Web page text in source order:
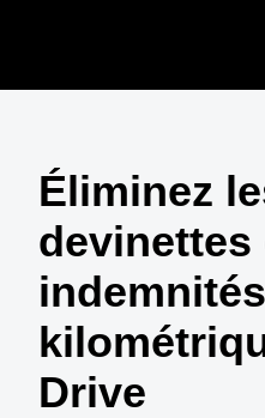
Éliminez
devinettes
indemnités
Drive